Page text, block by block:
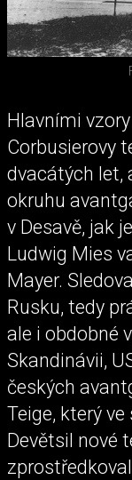
Hlavními
Corbusierovy
dvacátých let,
okruhu
v Desavě, jak
Ludwig Mies
Mayer.
Rusku, tedy
ale i obdobné
Skandinávii,
českých
Teige, který
Devětsil nové